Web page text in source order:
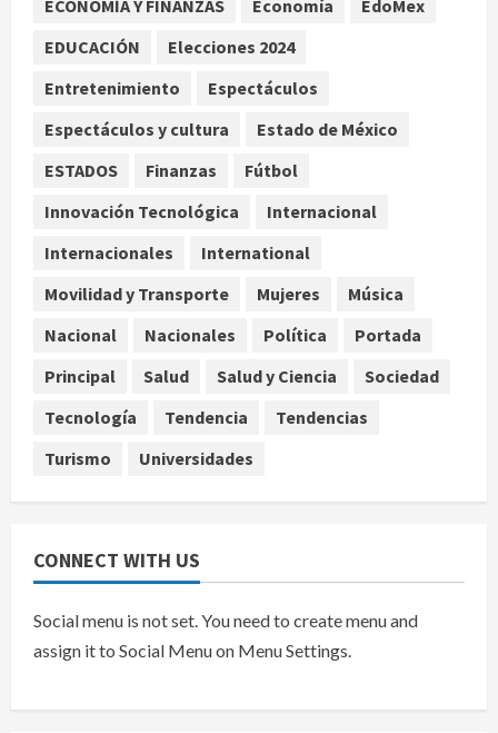
Desplome de la IA arrastra a fondos
estrella de Wall Street
4
Estudio en Science vincula el
consumo de fruta ancestral con la
agosto 7, 2026
Internacional
EE.UU. amplía revisión de redes
y ciertos ciudadanos de México y
ECONOMÍA Y FINANZAS Economía
EdoMex
EDUCACIÓN
Elecciones 2024
Entretenimiento
Espectáculos
Espectáculos y cultura
Estado de México
ESTADOS
Finanzas
Fútbol
Innovación Tecnológica
Internacional
Internacionales
International
Movilidad y Transporte
Mujeres
Música
Nacional
Nacionales Política
Portada
Principal
Salud Salud y Ciencia
Sociedad
Tecnología
Tendencia
Tendencias
Turismo
Universidades
CONNECT WITH US
Social menu is not set. You need to create menu and
assign it to Social Menu on Menu Settings.